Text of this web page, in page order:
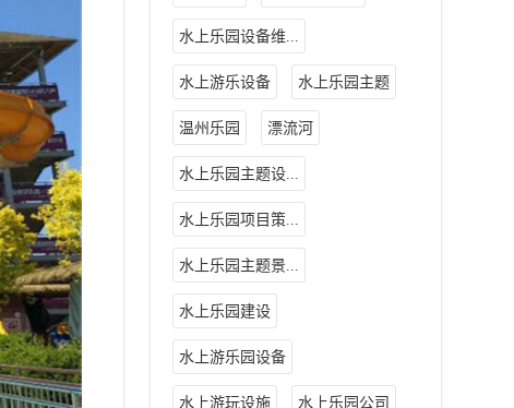
水上乐园设备维...
水上游乐设备 水上乐园主题
温州乐园 漂流河
水上乐园主题设...
水上乐园项目策...
水上乐园主题景...
水上乐园建设
水上游乐园设备
水上游玩设施 水上乐园公司